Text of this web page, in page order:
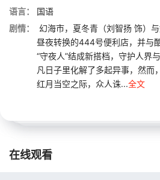
语言：
国语
剧情：
幻海市，夏冬青（刘智扬 饰）
昼夜转换的444号便利店，并与
“守夜人”结成新搭档，守护人界
凡日子里化解了多起异事，然
红月当空之际，众人诛...全文
在线观看